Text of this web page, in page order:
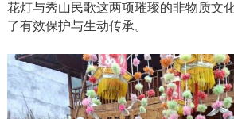
花灯与秀山民歌这两项璀璨的非物质文
了有效保护与生动传承。